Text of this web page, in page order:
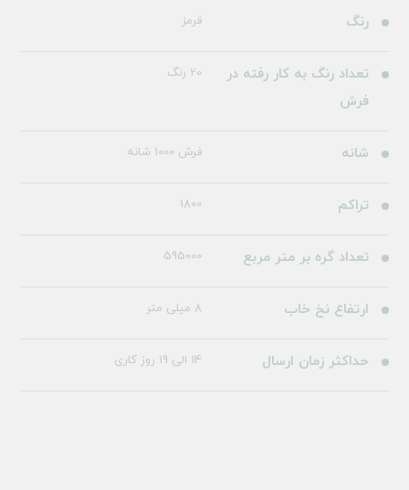
رنگ قرمز
تعداد رنگ به کار رفته در
فرش
20 رنگ
شانه فرش 1000 شانه
تراکم 1800
تعداد گره بر متر مربع 595000
ارتفاع نخ خاب 8 میلی متر
حداکثر زمان ارسال 14 الی 19 روز کاری